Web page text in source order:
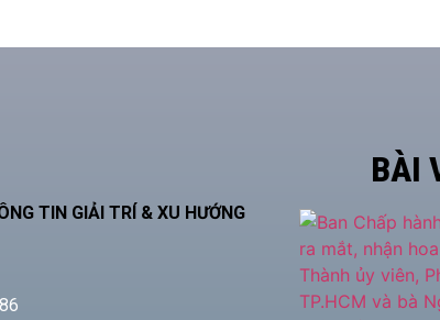
TIN GIẢI TRÍ & XU HƯỚNG
BÀI